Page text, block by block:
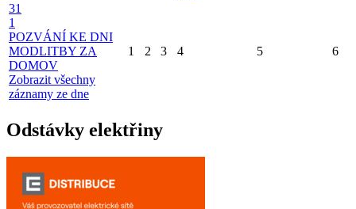
31
1
POZVÁNÍ KE DNI
MODLITBY ZA
DOMOV
Zobrazit všechny
záznamy ze dne
1 2 3 4 5 6
Odstávky elektřiny